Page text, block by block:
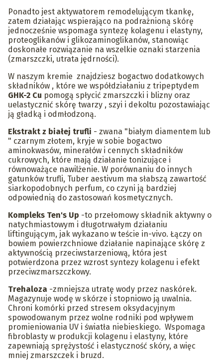
Ponadto jest aktywatorem remodelującym tkankę,
zatem działając wspierająco na podrażnioną skórę
jednocześnie wspomaga syntezę kolagenu i elastyny,
proteoglikanów i glikozaminoglikanów, stanowiąc
doskonałe rozwiązanie na wszelkie oznaki starzenia
(zmarszczki, utrata jędrności).
W naszym kremie znajdziesz bogactwo dodatkowych
składników , które we współdziałaniu z tripeptydem
GHK-2 Cu pomogą spłycić zmarszczki i blizny oraz
uelastycznić skórę twarzy , szyi i dekoltu pozostawiając
ją gładką i odmłodzoną.
Ekstrakt z białej trufli - zwana "białym diamentem lub
" czarnym złotem, kryje w sobie bogactwo
aminokwasów, minerałów i cennych składników
cukrowych, które mają działanie tonizujące i
równoważące nawilżenie. W porównaniu do innych
gatunków trufli, Tuber aestivum ma słabszą zawartość
siarkopodobnych perfum, co czyni ją bardziej
odpowiednią do zastosowań kosmetycznych.
Kompleks Ten's Up -to przełomowy składnik aktywny o
natychmiastowym i długotrwałym działaniu
liftingującym, jak wykazano w teście in-vivo. Łączy on
bowiem powierzchniowe działanie napinające skórę z
aktywnością przeciwstarzeniową, która jest
potwierdzona przez wzrost syntezy kolagenu i efekt
przeciwzmarszczkowy.
Trehaloza -zmniejsza utratę wody przez naskórek.
Magazynuje wodę w skórze i stopniowo ją uwalnia.
Chroni komórki przed stresem oksydacyjnym
spowodowanym przez wolne rodniki pod wpływem
promieniowania UV i światła niebieskiego. Wspomaga
fibroblasty w produkcji kolagenu i elastyny, które
zapewniają sprężystość i elastyczność skóry, a więc
mniej zmarszczek i bruzd.